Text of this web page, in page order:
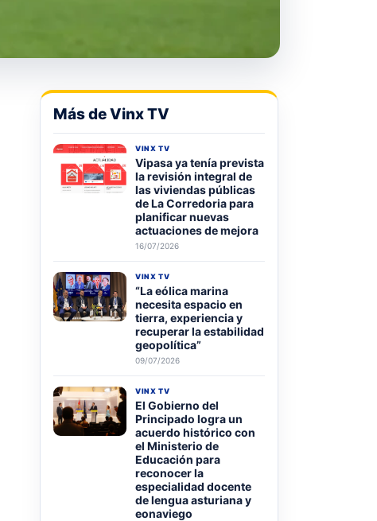
Más de Vinx TV
VINX TV
Vipasa ya tenía prevista
la revisión integral de
las viviendas públicas
de La Corredoria para
planificar nuevas
actuaciones de mejora
16/07/2026
VINX TV
“La eólica marina
necesita espacio en
tierra, experiencia y
recuperar la estabilidad
geopolítica”
09/07/2026
VINX TV
El Gobierno del
Principado logra un
acuerdo histórico con
el Ministerio de
Educación para
reconocer la
especialidad docente
de lengua asturiana y
eonaviego